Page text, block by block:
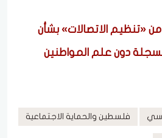
«تنظيم الاتصالات» بشأن
دون علم المواطنين
فلسطين والحماية الاجتماعية